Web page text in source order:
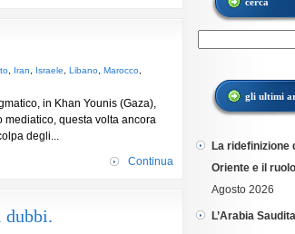
Iran Israele Libano Marocco
in Khan Younis (Gaza),
mediatico, questa volta ancora
degli...
Continua
dubbi.
gli ultimi
La ridefinizione
Oriente e il
Agosto 2026
L’Arabia